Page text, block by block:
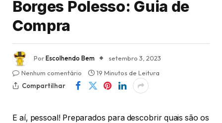
Borges Polesso: Guia de
Compra
PorEscolhendo Bem
setembro 3, 2023
Nenhum comentário
19 Minutos de Leitura
Compartilhar
E aí, pessoal! Preparados para descobrir quais são os